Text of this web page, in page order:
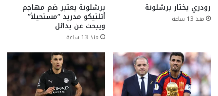
رودري يختار برشلونة
منذ 13 ساعة
برشلونة يعتبر ضم مهاجم
أتلتيكو مدريد “مستحيلاً”
ويبحث عن بدائل
منذ 13 ساعة